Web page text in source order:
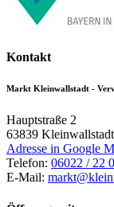
Kontakt
Markt Kleinwallstadt -
Hauptstraße 2
63839 Kleinwallstadt
Adresse in Google
Telefon: 06022 / 22
E-Mail: